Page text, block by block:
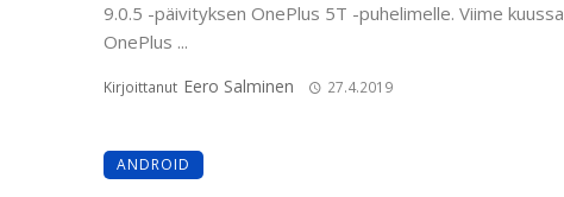
9.0.5 -päivityksen OnePlus 5T -puhelimelle. Viime kuussa
OnePlus ...
Kirjoittanut Eero Salminen 27.4.2019
ANDROID